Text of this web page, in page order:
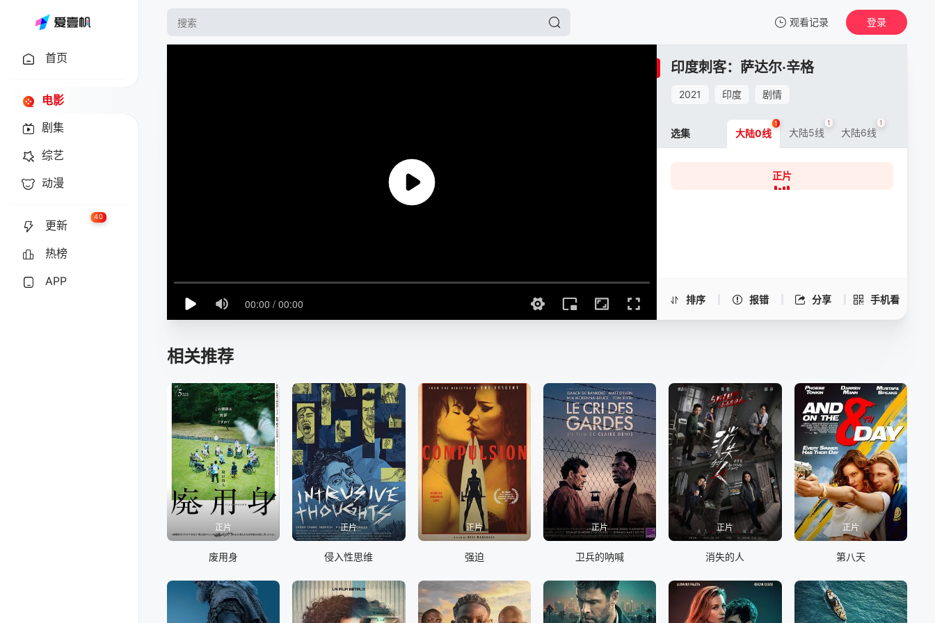
观看记录
我的观影记录
登录
首页
电影
剧集
综艺
动漫
更新
40
热榜
APP
印度刺客：萨达尔·辛格
2021 印度 剧情
排序 报错 分享 手机看
印度刺客：萨达尔·辛格 -正片
选集 大陆0线
1
大陆5线
1
大陆6线
1
正片
相关推荐
正片
废用身
正片
侵入性思维
正片
强迫
正片
卫兵的呐喊
正片
消失的人
正片
第八天